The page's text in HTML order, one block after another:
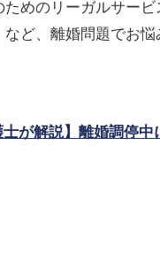
めのリーガルサービ
ど、離婚問題でお
士が解説】離婚調停